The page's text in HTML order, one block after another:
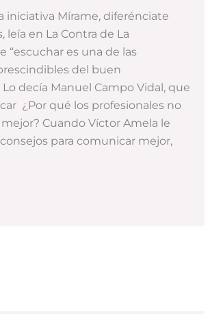
iniciativa Mírame, diferénciate
leía en La Contra de La
“escuchar es una de las
del buen
decía Manuel Campo Vidal, que
¿Por qué los profesionales no
Cuando Víctor Amela le
para comunicar mejor,